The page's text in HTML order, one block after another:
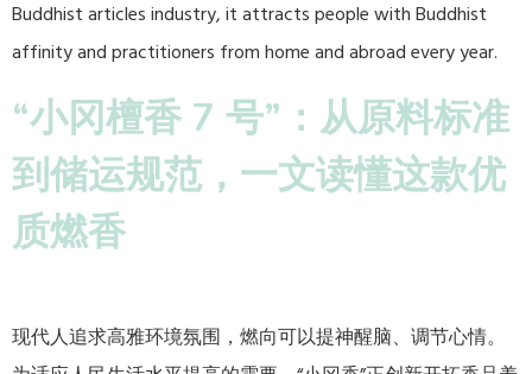
Buddhist articles industry, it attracts people with Buddhist
affinity and practitioners from home and abroad every year.​
“小冈檀香 7 号”：从原料标准
到储运规范，一文读懂这款优
质燃香​
现代人追求高雅环境氛围，燃向可以提神醒脑、调节心情。